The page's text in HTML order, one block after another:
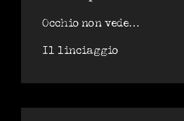
Occhio non vede…
Il linciaggio